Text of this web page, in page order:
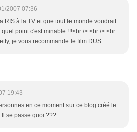
2007 07:36
RIS à la TV et que tout le monde voudrait
point c'est minable !!!<br /> <br /> <br
je vous recommande le film DUS.
19:43
en ce moment sur ce blog créé le
se passe quoi ???